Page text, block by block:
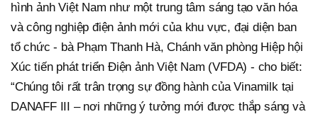
hình ảnh Việt Nam như một trung tâm sáng tạo văn hóa
và công nghiệp điện ảnh mới của khu vực, đại diện ban
tổ chức - bà Phạm Thanh Hà, Chánh văn phòng Hiệp hội
Xúc tiến phát triển Điện ảnh Việt Nam (VFDA) - cho biết:
“Chúng tôi rất trân trọng sự đồng hành của Vinamilk tại
DANAFF III – nơi những ý tưởng mới được thắp sáng và